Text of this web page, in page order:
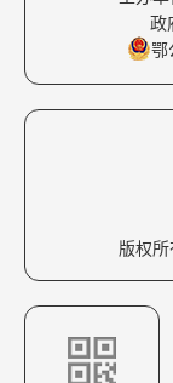
政
鄂
版权